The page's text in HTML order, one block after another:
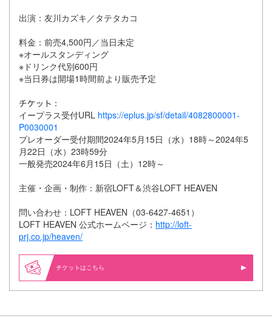
出演：友川カズキ／タテタカコ
料金：前売4,500円／当日未定
※オールスタンディング
※ドリンク代別600円
※当日券は開場1時間前より販売予定
：
イープラス受付URL https://eplus.jp/sf/detail/4082800001-
P0030001
プレオーダー受付期間2024年5月15日（水）18時～2024年5
月22日（水）23時59分
一般発売2024年6月15日（土）12時～
主催・企画・制作：新宿LOFT＆渋谷LOFT HEAVEN
問い合わせ：LOFT HEAVEN（03-6427-4651）
LOFT HEAVEN 公式ホームページ： http://loft-
prj.co.jp/heaven/
はこちら